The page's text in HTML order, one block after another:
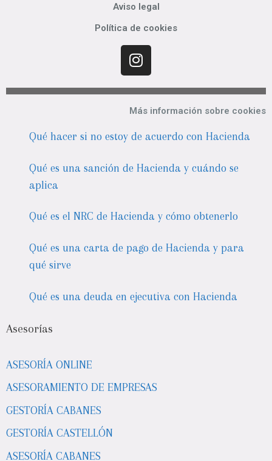
Aviso legal
Política de cookies
Más información sobre cookies
Qué hacer si no estoy de acuerdo con Hacienda
Qué es una sanción de Hacienda y cuándo se
aplica
Qué es el NRC de Hacienda y cómo obtenerlo
Qué es una carta de pago de Hacienda y para
qué sirve
Qué es una deuda en ejecutiva con Hacienda
Asesorías
ASESORÍA ONLINE
ASESORAMIENTO DE EMPRESAS
GESTORÍA CABANES
GESTORÍA CASTELLÓN
ASESORÍA CABANES